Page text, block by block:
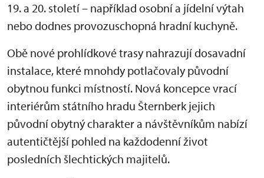
19. a 20. století – například osobní a jídelní výtah
nebo dodnes provozuschopná hradní kuchyně.
Obě nové prohlídkové trasy nahrazují dosavadní
instalace, které mnohdy potlačovaly původní
obytnou funkci místností. Nová koncepce vrací
interiérům státního hradu Šternberk jejich
původní obytný charakter a návštěvníkům nabízí
autentičtější pohled na každodenní život
posledních šlechtických majitelů.